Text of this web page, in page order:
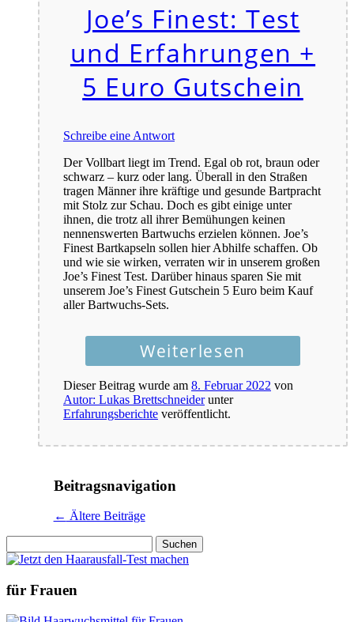
Joe’s Finest: Test
und Erfahrungen +
5 Euro Gutschein
Schreibe eine Antwort
Der Vollbart liegt im Trend. Egal ob rot, braun oder
schwarz – kurz oder lang. Überall in den Straßen
tragen Männer ihre kräftige und gesunde Bartpracht
mit Stolz zur Schau. Doch es gibt einige unter
ihnen, die trotz all ihrer Bemühungen keinen
nennenswerten Bartwuchs erzielen können. Joe’s
Finest Bartkapseln sollen hier Abhilfe schaffen. Ob
und wie sie wirken, verraten wir in unserem großen
Joe’s Finest Test. Darüber hinaus sparen Sie mit
unserem Joe’s Finest Gutschein 5 Euro beim Kauf
aller Bartwuchs-Sets.
Weiterlesen
Dieser Beitrag wurde am 8. Februar 2022 von
Autor: Lukas Brettschneiderunter
Erfahrungsberichte veröffentlicht.
Beitragsnavigation
← Ältere Beiträge
nach:
für Frauen